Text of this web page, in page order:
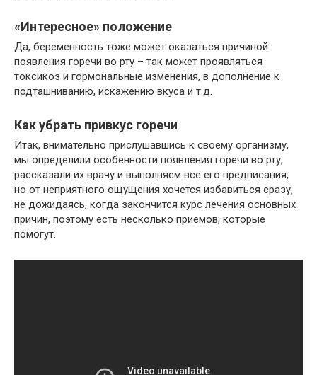
«Интересное» положение
Да, беременность тоже может оказаться причиной
появления горечи во рту – так может проявляться
токсикоз и гормональные изменения, в дополнение к
подташниванию, искажению вкуса и т.д.
Как убрать привкус горечи
Итак, внимательно прислушавшись к своему организму,
мы определили особенности появления горечи во рту,
рассказали их врачу и выполняем все его предписания,
но от неприятного ощущения хочется избавиться сразу,
не дожидаясь, когда закончится курс лечения основных
причин, поэтому есть несколько приемов, которые
помогут.